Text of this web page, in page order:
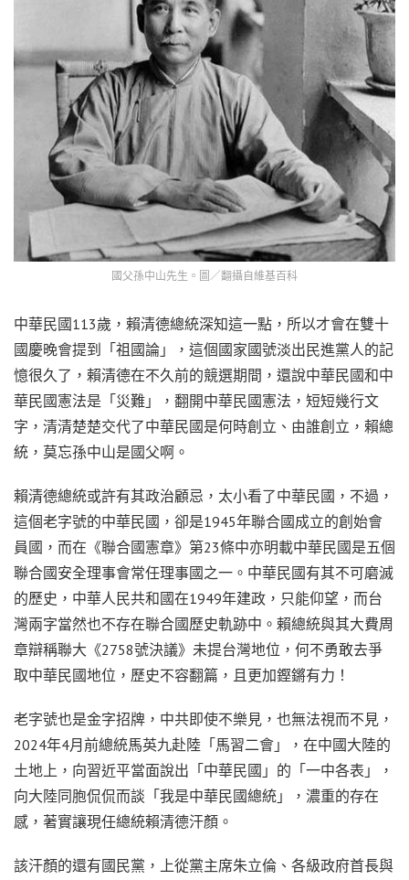
國父孫中山先生。圖／翻攝自維基百科
中華民國113歲，賴清德總統深知這一點，所以才會在雙十
國慶晚會提到「祖國論」，這個國家國號淡出民進黨人的記
憶很久了，賴清德在不久前的競選期間，還說中華民國和中
華民國憲法是「災難」，翻開中華民國憲法，短短幾行文
字，清清楚楚交代了中華民國是何時創立、由誰創立，賴總
統，莫忘孫中山是國父啊。
賴清德總統或許有其政治顧忌，太小看了中華民國，不過，
這個老字號的中華民國，卻是1945年聯合國成立的創始會
員國，而在《聯合國憲章》第23條中亦明載中華民國是五個
聯合國安全理事會常任理事國之一。中華民國有其不可磨滅
的歷史，中華人民共和國在1949年建政，只能仰望，而台
灣兩字當然也不存在聯合國歷史軌跡中。賴總統與其大費周
章辯稱聯大《2758號決議》未提台灣地位，何不勇敢去爭
取中華民國地位，歷史不容翻篇，且更加鏗鏘有力！
老字號也是金字招牌，中共即使不樂見，也無法視而不見，
2024年4月前總統馬英九赴陸「馬習二會」，在中國大陸的
土地上，向習近平當面說出「中華民國」的「一中各表」，
向大陸同胞侃侃而談「我是中華民國總統」，濃重的存在
感，著實讓現任總統賴清德汗顏。
該汗顏的還有國民黨，上從黨主席朱立倫、各級政府首長與